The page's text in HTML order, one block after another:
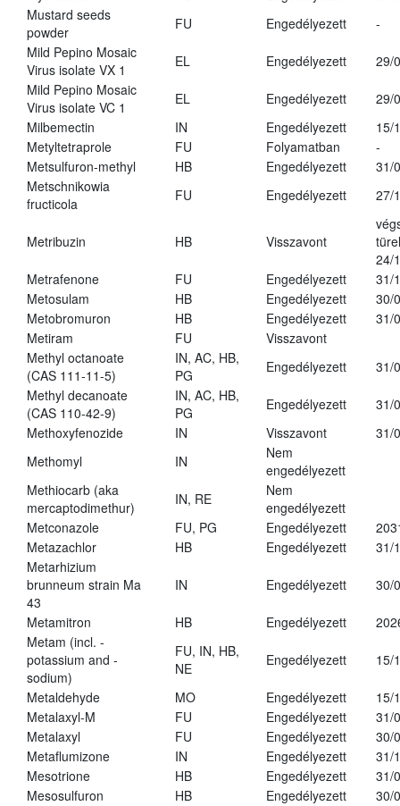
Mustard seeds
powder
FU Engedélyezett
-
Mild Pepino Mosaic
Virus isolate VX 1
EL Engedélyezett
29/
Mild Pepino Mosaic
Virus isolate VC 1
EL Engedélyezett
29/
Milbemectin
IN Engedélyezett
15/
Metyltetraprole
FU Folyamatban
-
Metsulfuron-methyl
HB Engedélyezett
31/
Metschnikowia
fructicola
FU Engedélyezett 27/
Metribuzin HB Visszavont
24/
Metrafenone
FU Engedélyezett
31/
Metosulam
HB Engedélyezett
30/
Metobromuron
HB Engedélyezett
31/
Metiram
FU
Visszavont
Methyl octanoate
(CAS 111-11-5)
IN, AC, HB,
PG
Engedélyezett
31/
Methyl decanoate
(CAS 110-42-9)
IN, AC, HB,
PG
Engedélyezett
31/
Methoxyfenozide
IN Visszavont
31/
Methomyl
IN
Nem
engedélyezett
Methiocarb (aka
mercaptodimethur)
IN, RE
Nem
engedélyezett
Metconazole
FU, PG Engedélyezett
Metazachlor
HB Engedélyezett
31/
Metarhizium
brunneum strain Ma
43
IN Engedélyezett 30/
Metamitron HB Engedélyezett
Metam (incl. -
potassium and -
sodium)
FU, IN, HB,
NE
Engedélyezett 15/
Metaldehyde MO Engedélyezett
15/
Metalaxyl-M
FU Engedélyezett
31/
Metalaxyl
FU Engedélyezett
30/
Metaflumizone
IN Engedélyezett
31/
Mesotrione
HB Engedélyezett
31/
Mesosulfuron
HB Engedélyezett 30/